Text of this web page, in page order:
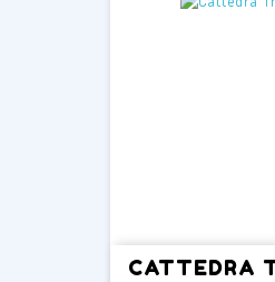
CATTEDRA